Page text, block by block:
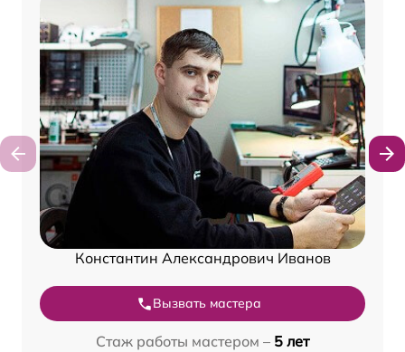
Константин Александрович Иванов
Вызвать мастера
Стаж работы мастером – 5 лет